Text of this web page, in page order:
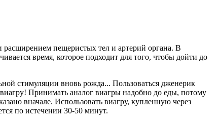
расширением пещеристых тел и артерий органа. В
время, которое подходит для того, чтобы дойти до
стимуляции вновь рожда... Пользоваться дженерик
Принимать аналог виагры надобно до еды, потому
вначале. Использовать виагру, купленную через
по истечении 30-50 минут.